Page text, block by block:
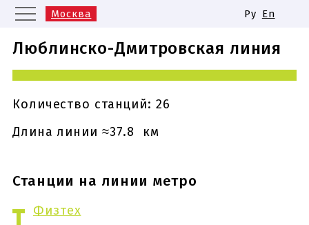
Москва
Казань
Нижний Новгород
Новосибирск
Самара
Одинаковые названия станций
Ру En
Люблинско-Дмитровская линия
Количество станций: 26
Длина линии ≈37.8 км
Станции на линии метро
Физтех